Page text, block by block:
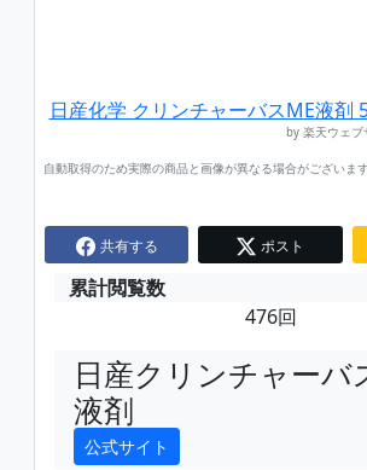
日産化学 クリンチャーバスME液剤
by 楽天ウェブ
自動取得のため実際の商品と画像が異なる場合がございま
共有する ポスト
累計閲覧数
476回
日産クリンチャーバ
液剤
公式サイト